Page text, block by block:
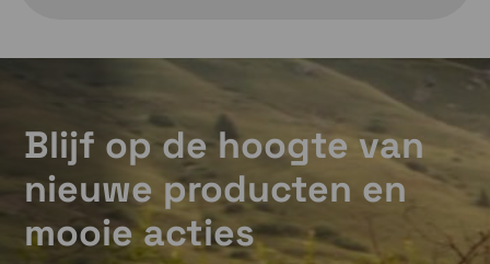
Blijf op de hoogte van
nieuwe producten en
mooie acties